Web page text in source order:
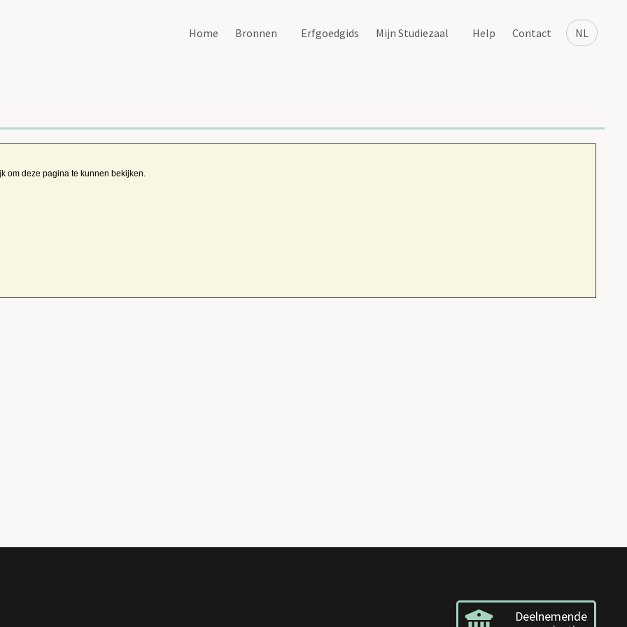
NL
Home Bronnen Erfgoedgids Mijn Studiezaal Help Contact
om deze pagina te kunnen bekijken.
Deelnemende